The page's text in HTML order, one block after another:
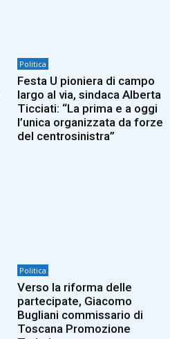
Politica
Festa U pioniera di campo
largo al via, sindaca Alberta
Ticciati: “La prima e a oggi
l’unica organizzata da forze
del centrosinistra”
Politica
Verso la riforma delle
partecipate, Giacomo
Bugliani commissario di
Toscana Promozione